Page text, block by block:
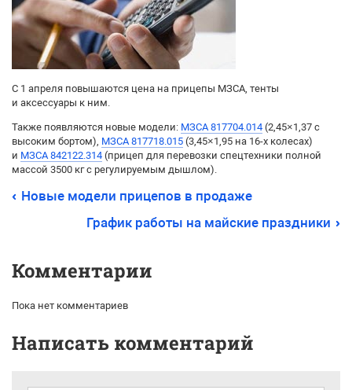
С 1 апреля повышаются цена на прицепы МЗСА, тенты
и аксессуары к ним.
Также появляются новые модели: МЗСА 817704.014 (2,45×1,37 с
высоким бортом), МЗСА 817718.015 (3,45×1,95 на 16-х колесах)
и МЗСА 842122.314 (прицеп для перевозки спецтехники полной
массой 3500 кг с регулируемым дышлом).
Новые модели прицепов в продаже
График работы на майские праздники
Комментарии
Пока нет комментариев
Написать комментарий